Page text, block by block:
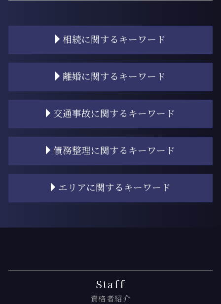
相続に関するキーワード
相続登記 義務化 いつから
相続登記 必要書類 法務局
相続人 独身
相続放棄 手続き
相続放棄 流れ
相続 順番
相続人 連絡 取れない
遺産 相続人 いない
遺産 弁護士
離婚に関するキーワード
離婚 慰謝料 モラハラ
離婚 子供 戸籍
離婚調停 流れ
離婚 慰謝料
調停離婚 調停調書
離婚 親権 決め方
離婚 タイミング
離婚 慰謝料 相場 子供あり
離婚 財産分与 税金
交通事故に関するキーワード
過失相殺とは
交通事故 割合
交通事故 後遺症
交通事故 弁護士基準
交通事故 物件事故とは
債務整理に関するキーワード
任意整理 再和解
個人再生とは 自己破産
個人再生 クレジットカード
エリアに関するキーワード
勝どき 交通事故 相談
新木場 離婚 弁護士Staff
資格者紹介